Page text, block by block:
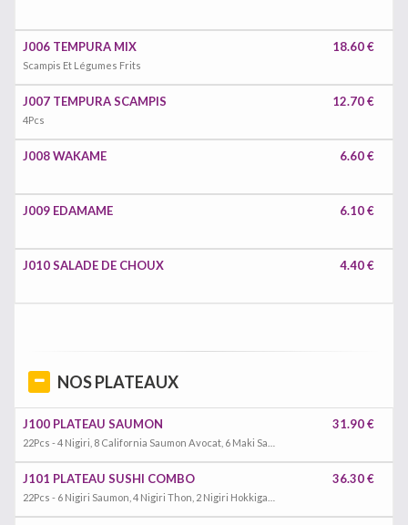
J006 TEMPURA MIX
Scampis Et Légumes Frits
18.60 €
J007 TEMPURA SCAMPIS
4Pcs
12.70 €
J008 WAKAME 6.60 €
J009 EDAMAME 6.10 €
J010 SALADE DE CHOUX 4.40 €
NOS PLATEAUX
J100 PLATEAU SAUMON 31.90 €
J101 PLATEAU SUSHI COMBO 36.30 €